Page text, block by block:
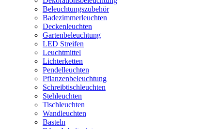
Beleuchtungszubehör
Badezimmerleuchten
Deckenleuchten
Gartenbeleuchtung
LED Streifen
Leuchtmittel
Lichterketten
Pendelleuchten
Pflanzenbeleuchtung
Schreibtischleuchten
Stehleuchten
Tischleuchten
Wandleuchten
Basteln